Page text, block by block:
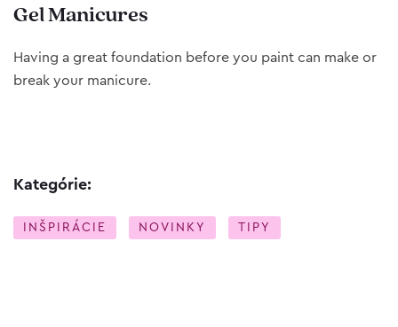
Gel Manicures
Having a great foundation before you paint can make or
break your manicure.
Kategórie:
INŠPIRÁCIE NOVINKY TIPY